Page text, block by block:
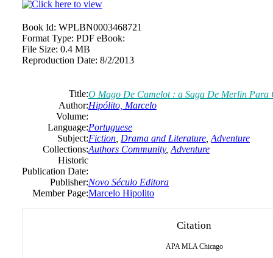
Book Id: WPLBN0003468721
Format Type: PDF eBook:
File Size: 0.4 MB
Reproduction Date: 8/2/2013
Title:O Mago De Camelot : a Saga De Merlin
Author:Hipólito, Marcelo
Volume:
Language:Portuguese
Subject:Fiction Drama and Literature Adventure
Collections:Authors Community, Adventure
Historic
Publication Date:
Publisher:Novo Século Editora
Member Page:Marcelo Hipolito
Citation
APA MLA Chicago